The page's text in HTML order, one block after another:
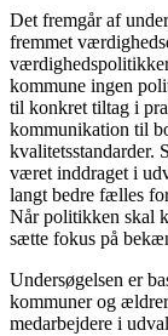
Det fremgår af
fremmet
kommune ingen
til konkret tiltag i
kommunikation til
kvalitetsstandarder.
været inddraget i
langt bedre fælles
Når politikken skal
sætte fokus på
Undersøgelsen er
kommuner og
medarbejdere i